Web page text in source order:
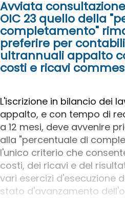
Avviata
OIC 23 quello della
completamento"
preferire per
ultrannuali appalto
costi e ricavi
L'iscrizione in bilancio dei
appalto, e con tempo di
a 12 mesi, deve avvenire
alla "percentuale di
l'unico criterio che
costi, dei ricavi e del
vari esercizi d'esecuzione
stato d'avanzamento